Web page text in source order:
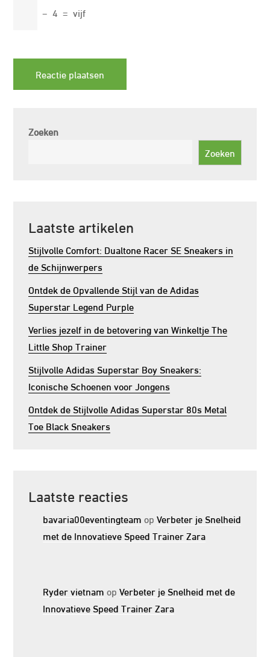
− 4 = vijf
Zoeken
Zoeken
Laatste artikelen
Stijlvolle Comfort: Dualtone Racer SE Sneakers in
de Schijnwerpers
Ontdek de Opvallende Stijl van de Adidas
Superstar Legend Purple
Verlies jezelf in de betovering van Winkeltje The
Little Shop Trainer
Stijlvolle Adidas Superstar Boy Sneakers:
Iconische Schoenen voor Jongens
Ontdek de Stijlvolle Adidas Superstar 80s Metal
Toe Black Sneakers
Laatste reacties
bavaria00eventingteam opVerbeter je Snelheid
met de Innovatieve Speed Trainer Zara
Ryder vietnam opVerbeter je Snelheid met de
Innovatieve Speed Trainer Zara